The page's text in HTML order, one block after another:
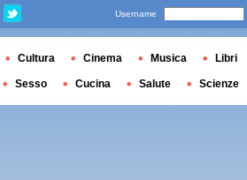
Username
Cultura Cinema Musica Libri
Sesso Cucina Salute Scienze